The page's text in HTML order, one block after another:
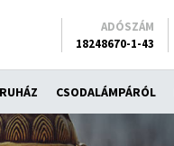
CSODALÁMPÁRÓL
ADÓSZÁM
18248670-1-43